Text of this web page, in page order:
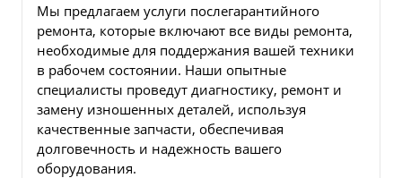
Мы предлагаем услуги послегарантийного
ремонта, которые включают все виды ремонта,
необходимые для поддержания вашей техники
в рабочем состоянии. Наши опытные
специалисты проведут диагностику, ремонт и
замену изношенных деталей, используя
качественные запчасти, обеспечивая
долговечность и надежность вашего
оборудования.